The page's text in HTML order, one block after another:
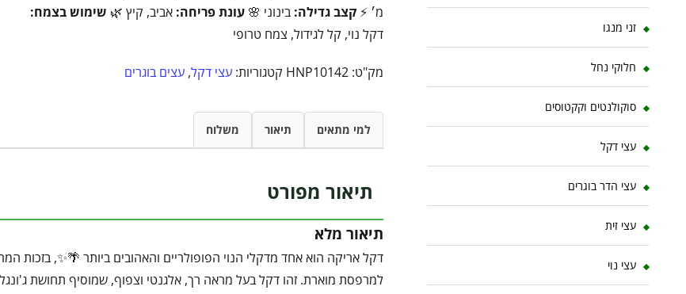
מ׳ ⚡ קצב גדילה: בינוני 🌸 עונת פריחה: אביב, קיץ 🌿 שימוש בצמח:
דקל נוי, קל לגידול, צמח טרופי
מק"ט: HNP10142 קטגוריות: עצי דקל, עצים בוגרים
למי מתאים תיאור משלוח
תיאור מפורט
תיאור מלא
דקל אריקה הוא אחד מדקלי הנוי הפופולריים והאהובים ביותר 🌴✨, בזכות
למרפסת מוארת. זהו דקל בעל מראה רך, אלגנטי וצפוף, שמוסיף תחושת
זני מנגו
חלוקי נחל
סוקולנטים וקקטוסים
עצי דקל
עצי הדר בוגרים
עצי זית
עצי נוי